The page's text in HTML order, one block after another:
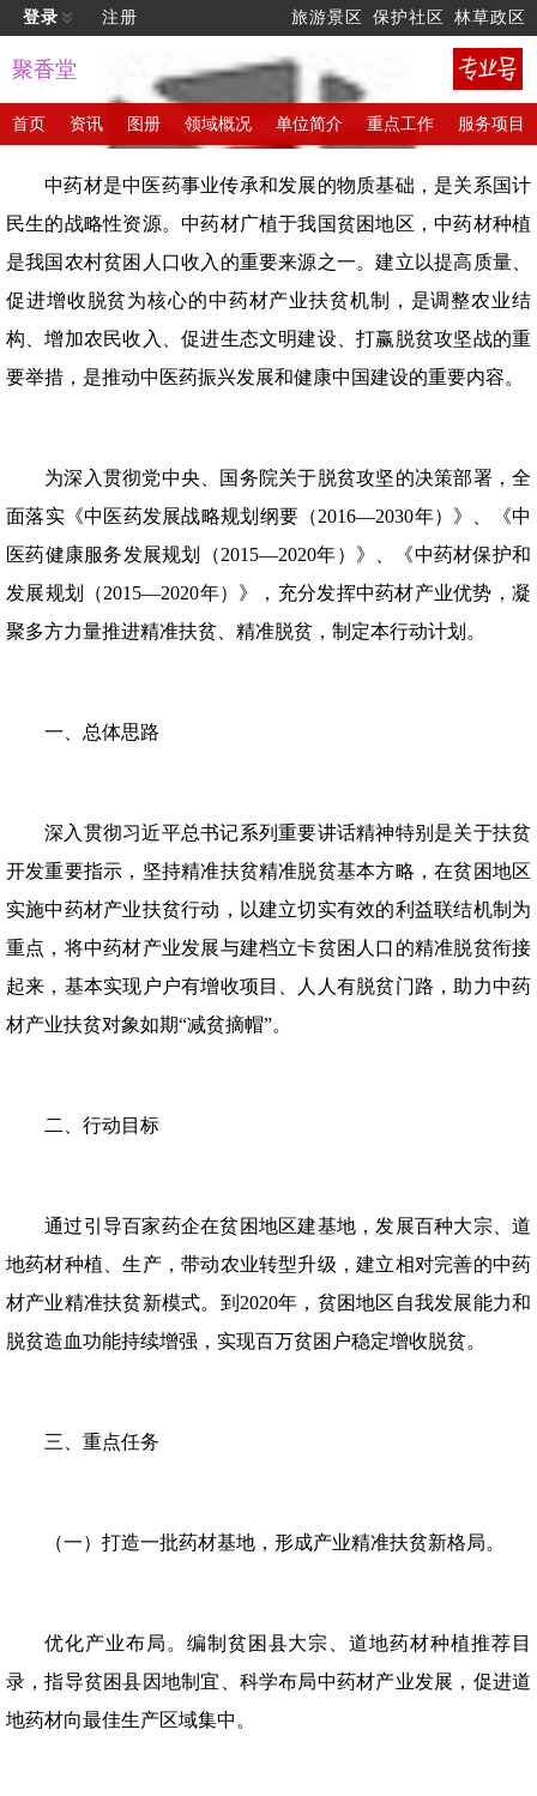
登录 注册 旅游景区 保护社区 林草政区
聚香堂
首页 资讯 图册 领域概况 单位简介 重点工作 服务项目
中药材是中医药事业传承和发展的物质基础，是关系国计
民生的战略性资源。中药材广植于我国贫困地区，中药材种植
是我国农村贫困人口收入的重要来源之一。建立以提高质量、
促进增收脱贫为核心的中药材产业扶贫机制，是调整农业结
构、增加农民收入、促进生态文明建设、打赢脱贫攻坚战的重
要举措，是推动中医药振兴发展和健康中国建设的重要内容。
为深入贯彻党中央、国务院关于脱贫攻坚的决策部署，全
面落实《中医药发展战略规划纲要（2016—2030年）》、《中
医药健康服务发展规划（2015—2020年）》、《中药材保护和
发展规划（2015—2020年）》，充分发挥中药材产业优势，凝
聚多方力量推进精准扶贫、精准脱贫，制定本行动计划。
一、总体思路
深入贯彻习近平总书记系列重要讲话精神特别是关于扶贫
开发重要指示，坚持精准扶贫精准脱贫基本方略，在贫困地区
实施中药材产业扶贫行动，以建立切实有效的利益联结机制为
重点，将中药材产业发展与建档立卡贫困人口的精准脱贫衔接
起来，基本实现户户有增收项目、人人有脱贫门路，助力中药
材产业扶贫对象如期“减贫摘帽”。
二、行动目标
通过引导百家药企在贫困地区建基地，发展百种大宗、道
地药材种植、生产，带动农业转型升级，建立相对完善的中药
材产业精准扶贫新模式。到2020年，贫困地区自我发展能力和
脱贫造血功能持续增强，实现百万贫困户稳定增收脱贫。
三、重点任务
（一）打造一批药材基地，形成产业精准扶贫新格局。
优化产业布局。编制贫困县大宗、道地药材种植推荐目
录，指导贫困县因地制宜、科学布局中药材产业发展，促进道
地药材向最佳生产区域集中。